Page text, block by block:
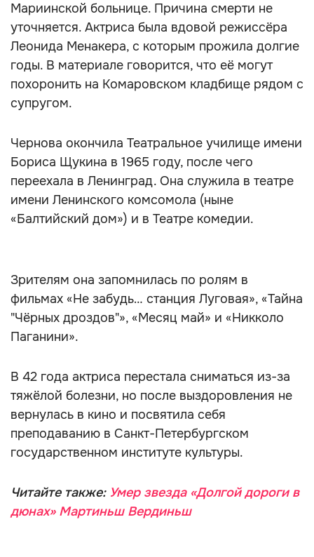
Мариинской больнице. Причина смерти не
уточняется. Актриса была вдовой режиссёра
Леонида Менакера, с которым прожила долгие
годы. В материале говорится, что её могут
похоронить на Комаровском кладбище рядом с
супругом.
Чернова окончила Театральное училище имени
Бориса Щукина в 1965 году, после чего
переехала в Ленинград. Она служила в театре
имени Ленинского комсомола (ныне
«Балтийский дом») и в Театре комедии.
Зрителям она запомнилась по ролям в
фильмах «Не забудь… станция Луговая», «Тайна
"Чёрных дроздов"», «Месяц май» и «Никколо
Паганини».
В 42 года актриса перестала сниматься из-за
тяжёлой болезни, но после выздоровления не
вернулась в кино и посвятила себя
преподаванию в Санкт-Петербургском
государственном институте культуры.
Читайте также: Умер звезда «Долгой дороги в
дюнах» Мартиньш Вердиньш